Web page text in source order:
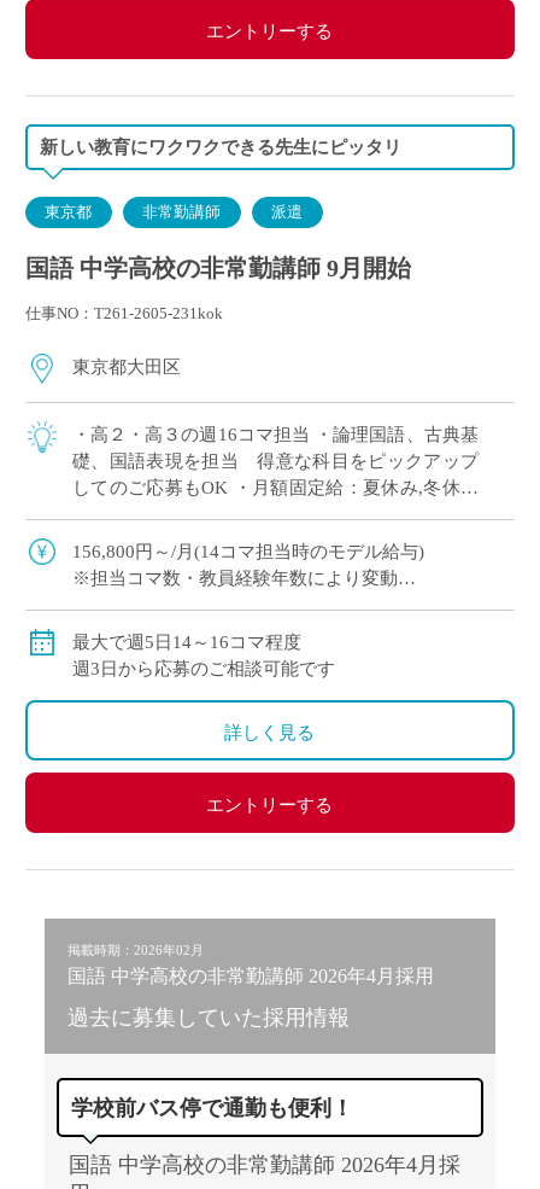
エントリーする
新しい教育にワクワクできる先生にピッタリ
東京都 非常勤講師 派遣
国語 中学高校の非常勤講師 9月開始
仕事NO：T261-2605-231kok
東京都大田区
・高２・高３の週16コマ担当 ・論理国語、古典基
礎、国語表現を担当 得意な科目をピックアップ
してのご応募もOK ・月額固定給：夏休み,冬休み
日は7限授業あり(15:55終 […]
156,800円～/月(14コマ担当時のモデル給与)
※担当コマ数・教員経験年数により変動
最大で週5日14～16コマ程度
週3日から応募のご相談可能です
詳しく見る
エントリーする
掲載時期：2026年02月
国語 中学高校の非常勤講師 2026年4月採用
過去に募集していた採用情報
学校前バス停で通勤も便利！
国語 中学高校の非常勤講師 2026年4月採